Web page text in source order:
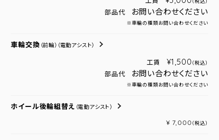
部品代 お問い合わせください
※車輪の種類お問い合わせください
車輪交換 （前輪） （電動アシスト）
工賃 ¥1,500 （税込）
部品代 お問い合わせください
※車輪の種類お問い合わせください
ホイール後輪組替え （電動アシスト）
¥ 7,000 （税込）